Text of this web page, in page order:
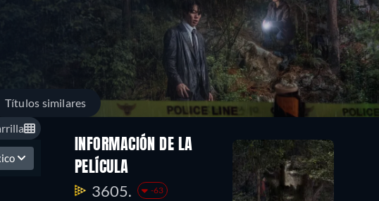
Títulos similares
INFORMACIÓN DE LA
PELÍCULA
3605. -63